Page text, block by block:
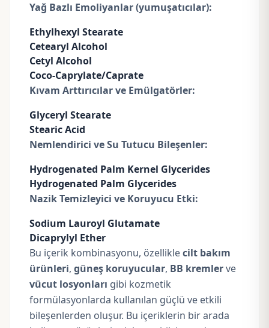
Yağ Bazlı Emoliyanlar (yumuşatıcılar):
Ethylhexyl Stearate
Cetearyl Alcohol
Cetyl Alcohol
Coco-Caprylate/Caprate
Kıvam Arttırıcılar ve Emülgatörler:
Glyceryl Stearate
Stearic Acid
Nemlendirici ve Su Tutucu Bileşenler:
Hydrogenated Palm Kernel Glycerides
Hydrogenated Palm Glycerides
Nazik Temizleyici ve Koruyucu Etki:
Sodium Lauroyl Glutamate
Dicaprylyl Ether
Bu içerik kombinasyonu, özelliklecilt bakım
ürünleri, güneş koruyucular, BB kremlerve
vücut losyonları gibi kozmetik
formülasyonlarda kullanılan güçlü ve etkili
bileşenlerden oluşur. Bu içeriklerin bir arada